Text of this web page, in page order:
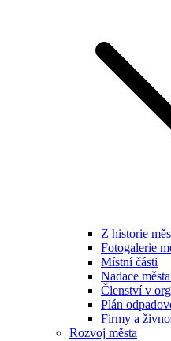
Z historie
Fotogalerie
Místní části
Nadace
Členství v
Plán
Firmy a
Rozvoj města